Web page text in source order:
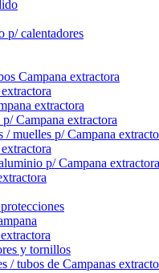
p/ calentadores
Campana extractora
extractora
Campana extractora
/ muelles p/ Campana
p/ Campana extractora
y tornillos
/ tubos de Campanas